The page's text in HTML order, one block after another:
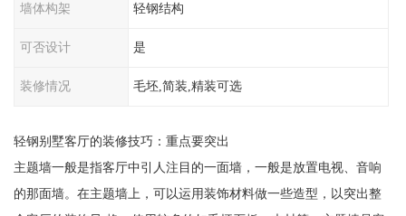
墙体构架 轻钢结构
可否设计 是
装修情况 毛坯,简装,精装可选
轻钢别墅客厅的装修技巧：重点要突出
主题墙一般是指客厅中引人注目的一面墙，一般是放置电视、音响
的那面墙。在主题墙上，可以运用装饰材料做一些造型，以突出整